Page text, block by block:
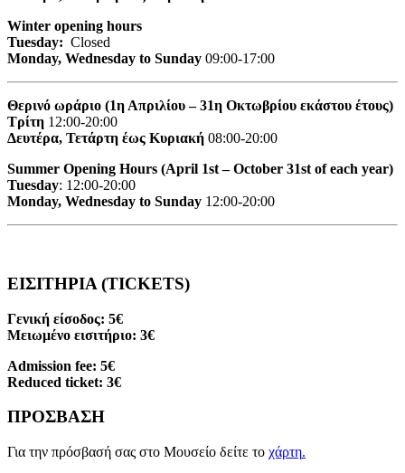
Winter opening hours
Tuesday: Closed
Monday, Wednesday to Sunday 09:00-17:00
Θερινό ωράριο (1η Απριλίου – 31η Οκτωβρίου εκάστου έτους)
Τρίτη 12:00-20:00
Δευτέρα, Τετάρτη έως Κυριακή 08:00-20:00
Summer Opening Hours (April 1st – October 31st of each year)
Tuesday: 12:00-20:00
Monday, Wednesday to Sunday 12:00-20:00
ΕΙΣΙΤΗΡΙΑ (TICKETS)
Γενική είσοδος: 5€
Μειωμένο εισιτήριο: 3€
Admission fee: 5€
Reduced ticket: 3€
ΠΡΟΣΒΑΣΗ
Για την πρόσβασή σας στο Μουσείο δείτε το χάρτη.